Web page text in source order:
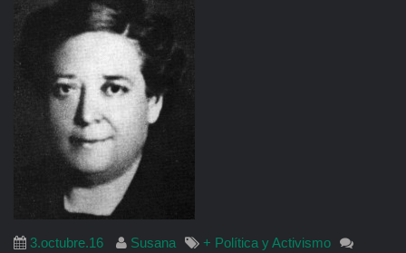
3.octubre.16 Susana
+ Política y Activismo